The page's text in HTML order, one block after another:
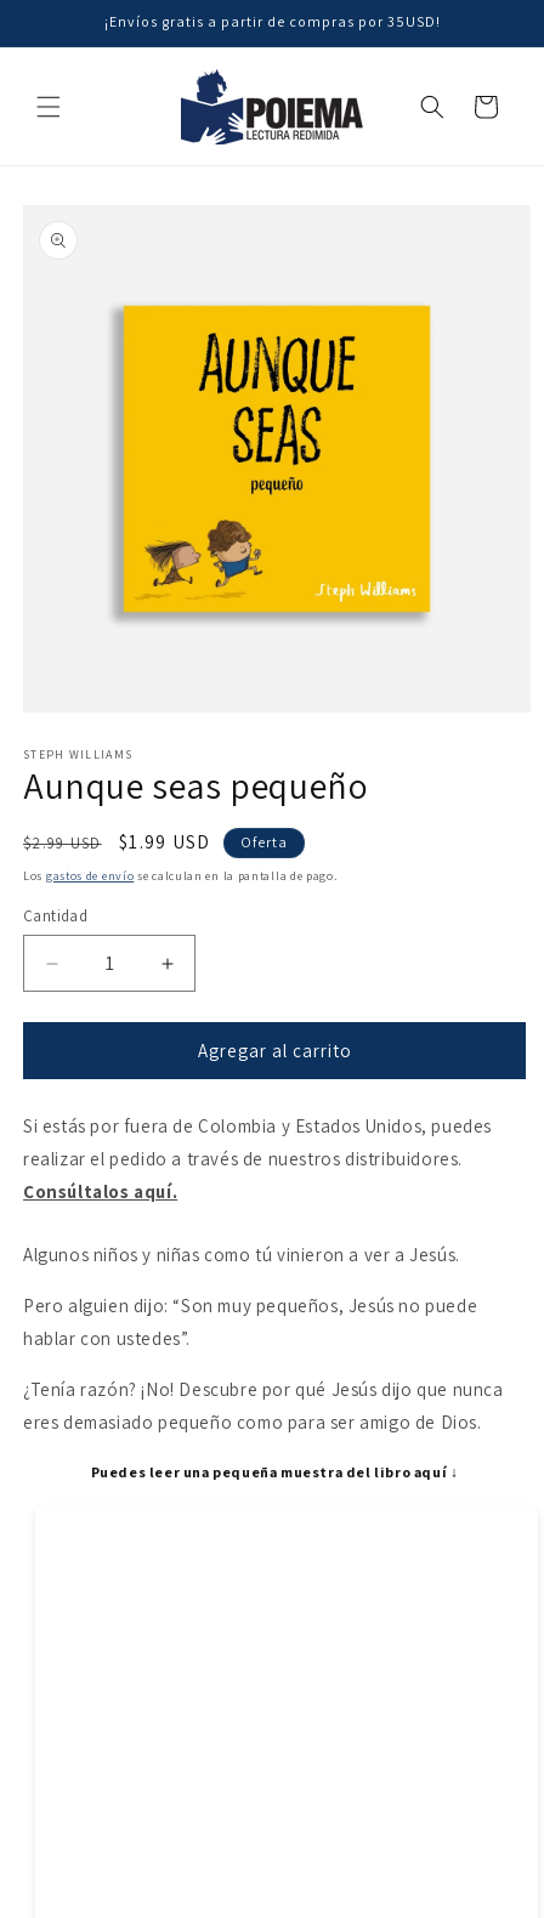
directamente
al contenido
¡Envíos gratis a partir de compras por 35USD!
Carrito
a la
información
multimedia
1
en
modal
STEPH WILLIAMS
Aunque seas pequeño
Precio
habitual
$2.99 USD
Precio
de
$1.99 USD Oferta
Los gastos de envío se calculan en la pantalla de pago.
Cantidad
Reducir
cantidad
para
seas
Aumentar
cantidad
para
Aunque
seas
Agregar al carrito
Si estás por fuera de Colombia y Estados Unidos, puedes
realizar el pedido a través de nuestros distribuidores.
Consúltalos aquí.
Algunos niños y niñas como tú vinieron a ver a Jesús.
Pero alguien dijo: “Son muy pequeños, Jesús no puede
hablar con ustedes”.
¿Tenía razón? ¡No! Descubre por qué Jesús dijo que nunca
eres demasiado pequeño como para ser amigo de Dios.
Puedes leer una pequeña muestra del libro aquí ↓